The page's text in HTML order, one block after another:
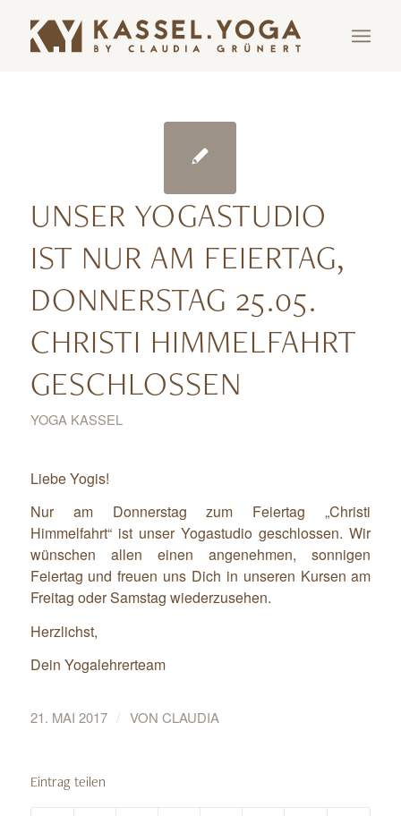
UNSER YOGASTUDIO
IST NUR AM FEIERTAG,
DONNERSTAG 25.05.
CHRISTI HIMMELFAHRT
GESCHLOSSEN
YOGA KASSEL
Liebe Yogis!
Nur am Donnerstag zum Feiertag „Christi
Himmelfahrt“ ist unser Yogastudio geschlossen. Wir
wünschen allen einen angenehmen, sonnigen
Feiertag und freuen uns Dich in unseren Kursen am
Freitag oder Samstag wiederzusehen.
Herzlichst,
Dein Yogalehrerteam
21. MAI 2017 / VON CLAUDIA
Eintrag teilen